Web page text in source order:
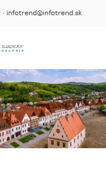
· infotrend@infotrend.sk